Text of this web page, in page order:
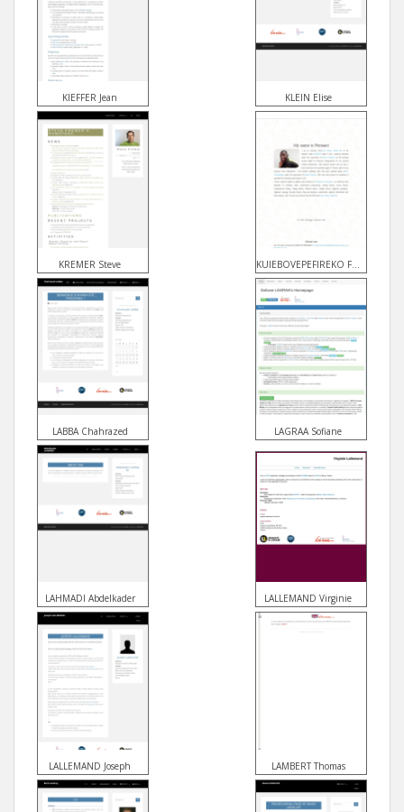
KIEFFER Jean KLEIN Elise
KREMER Steve KUIEBOVEPEFIREKO Fernand
LABBA Chahrazed LAGRAA Sofiane
LAHMADI Abdelkader LALLEMAND Virginie
LALLEMAND Joseph LAMBERT Thomas